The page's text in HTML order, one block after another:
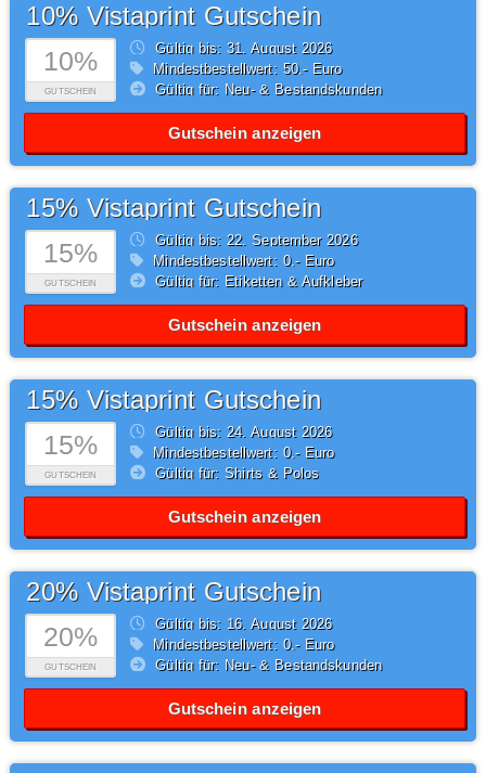
10%
GUTSCHEIN
10% Vistaprint Gutschein
Gültig bis: 31.August2026
Mindestbestellwert: 50,- Euro
Gültig für: Neu- & Bestandskunden
Gutschein anzeigen
15%
GUTSCHEIN
15% Vistaprint Gutschein
Gültig bis: 22.September2026
Mindestbestellwert: 0,- Euro
Gültig für: Etiketten & Aufkleber
Gutschein anzeigen
15%
GUTSCHEIN
15% Vistaprint Gutschein
Gültig bis: 24.August2026
Mindestbestellwert: 0,- Euro
Gültig für: Shirts & Polos
Gutschein anzeigen
20%
GUTSCHEIN
20% Vistaprint Gutschein
Gültig bis: 16.August2026
Mindestbestellwert: 0,- Euro
Gültig für: Neu- & Bestandskunden
Gutschein anzeigen